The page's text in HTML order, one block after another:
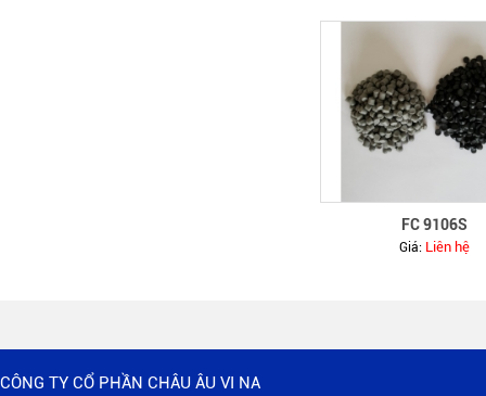
FC 9106S
Giá: Liên hệ
CÔNG TY CỔ PHẦN CHÂU ÂU VI NA